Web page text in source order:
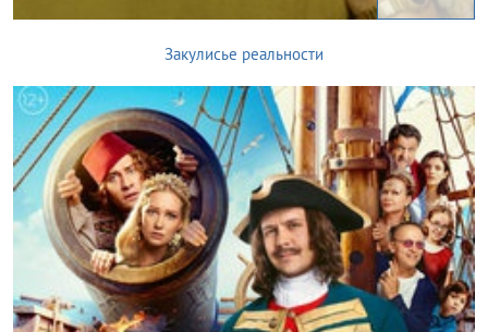
Закулисье реальности